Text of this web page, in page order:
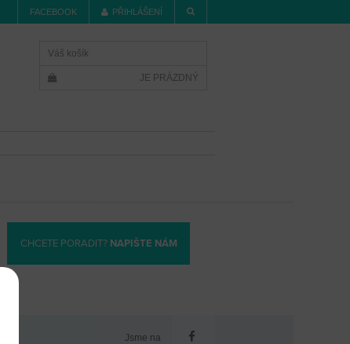
FACEBOOK PŘIHLÁŠENÍ
Váš košík
JE PRÁZDNÝ
CHCETE PORADIT? NAPIŠTE NÁM
Jsme na